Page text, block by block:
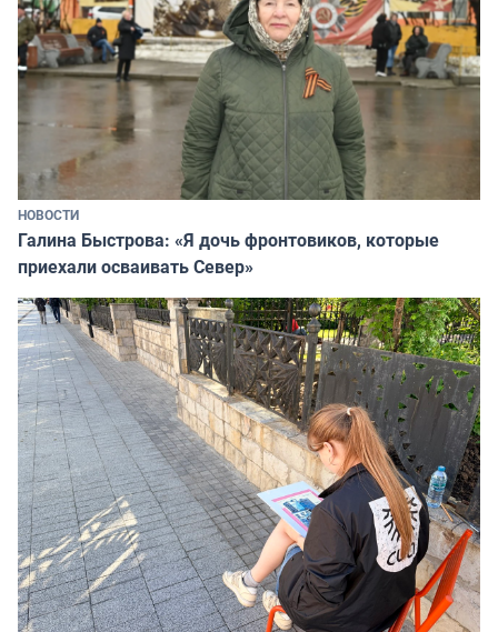
НОВОСТИ
Галина Быстрова: «Я дочь фронтовиков, которые
приехали осваивать Север»